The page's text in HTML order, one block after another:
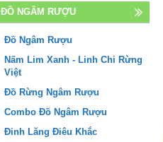
ĐỒ NGÂM RƯỢU
Đồ Ngâm Rượu
Nấm Lim Xanh - Linh Chi Rừng
Việt
Đồ Rừng Ngâm Rượu
Combo Đồ Ngâm Rượu
Đinh Lăng Điêu Khắc